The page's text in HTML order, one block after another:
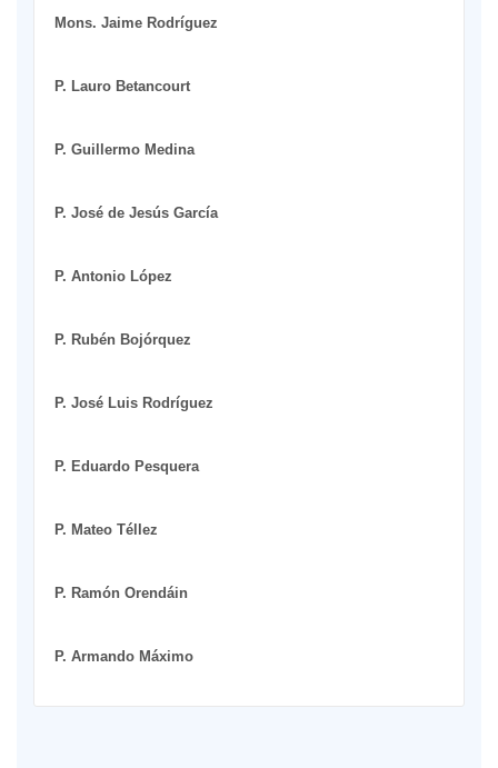
Mons. Jaime Rodríguez
P. Lauro Betancourt
P. Guillermo Medina
P. José de Jesús García
P. Antonio López
P. Rubén Bojórquez
P. José Luis Rodríguez
P. Eduardo Pesquera
P. Mateo Téllez
P. Ramón Orendáin
P. Armando Máximo